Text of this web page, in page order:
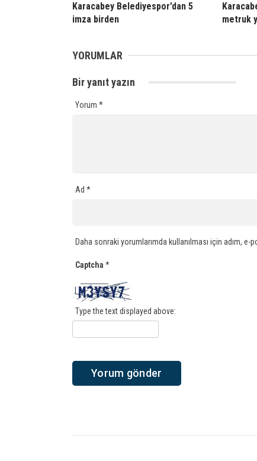
Karacabey Belediyespor’dan 5
imza birden
metruk
YORUMLAR
Bir yanıt yazın
Yorum *
Ad *
Daha sonraki yorumlarımda kullanılması için adım,
Captcha *
Type the text displayed above: